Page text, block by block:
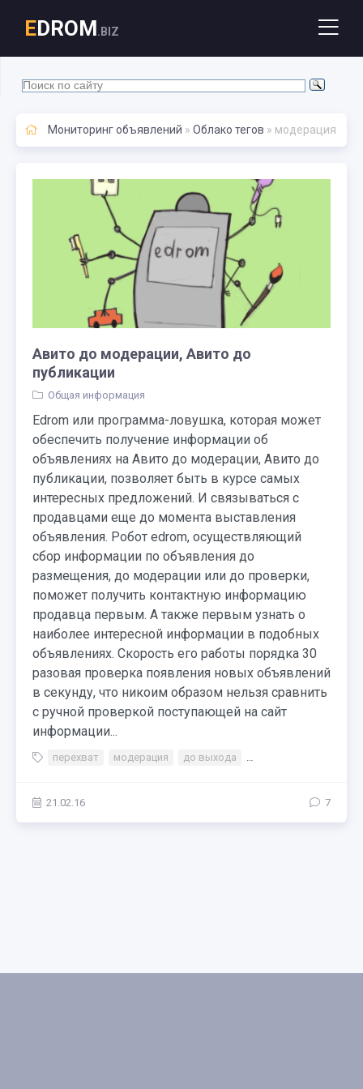
EDROM.BIZ
Мониторинг объявлений » Облако тегов » модерация
Авито до модерации, Авито до
публикации
Общая информация
Edrom или программа-ловушка, которая может
обеспечить получение информации об
объявлениях на Авито до модерации, Авито до
публикации, позволяет быть в курсе самых
интересных предложений. И связываться с
продавцами еще до момента выставления
объявления. Робот edrom, осуществляющий
сбор информации по объявления до
размещения, до модерации или до проверки,
поможет получить контактную информацию
продавца первым. А также первым узнать о
наиболее интересной информации в подобных
объявлениях. Скорость его работы порядка 30
разовая проверка появления новых объявлений
в секунду, что никоим образом нельзя сравнить
с ручной проверкой поступающей на сайт
информации...
перехват модерация до выхода до публикации
21.02.16 7